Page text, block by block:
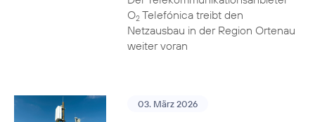
O2Telefónica treibt den
Netzausbau in der Region Ortenau
weiter voran
03. März 2026